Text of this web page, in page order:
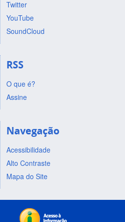
Twitter
YouTube
SoundCloud
RSS
O que é?
Assine
Navegação
Acessibilidade
Alto Contraste
Mapa do Site